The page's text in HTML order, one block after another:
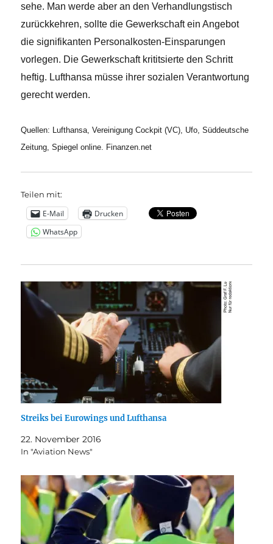
sehe. Man werde aber an den Verhandlungstisch
zurückkehren, sollte die Gewerkschaft ein Angebot
die signifikanten Personalkosten-Einsparungen
vorlegen. Die Gewerkschaft krititsierte den Schritt
heftig. Lufthansa müsse ihrer sozialen Verantwortung
gerecht werden.
Quellen: Lufthansa, Vereinigung Cockpit (VC), Ufo, Süddeutsche
Zeitung, Spiegel online. Finanzen.net
Teilen mit:
E-Mail
Drucken
WhatsApp
Streiks bei Eurowings und Lufthansa
22. November 2016
In "Aviation News"